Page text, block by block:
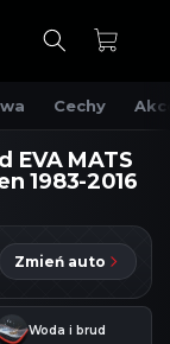
Koszyk
Cechy
EVA MATS
1983-2016
Zmień auto
Woda i brud